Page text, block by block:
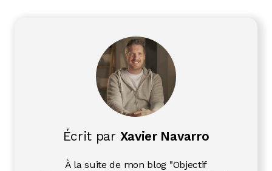
Écrit par Xavier Navarro
À la suite de mon blog "Objectif